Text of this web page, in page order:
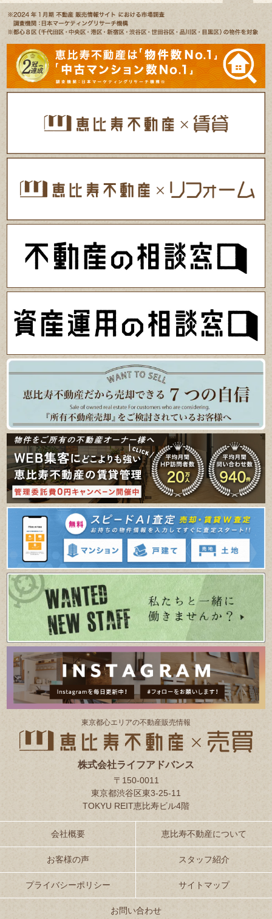
東京都⼼エリアの不動産販売情報
株式会社ライフアドバンス
〒150-0011
東京都渋谷区東3-25-11
TOKYU REIT恵比寿ビル4階
会社概要 恵比寿不動産について
お客様の声 スタッフ紹介
プライバシーポリシー サイトマップ
お問い合わせ